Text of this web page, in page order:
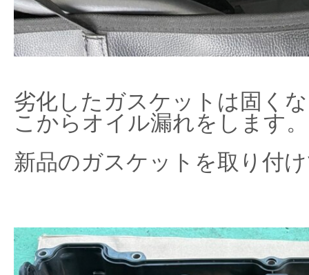
劣化したガスケットは固く
こからオイル漏れをします。
新品のガスケットを取り付